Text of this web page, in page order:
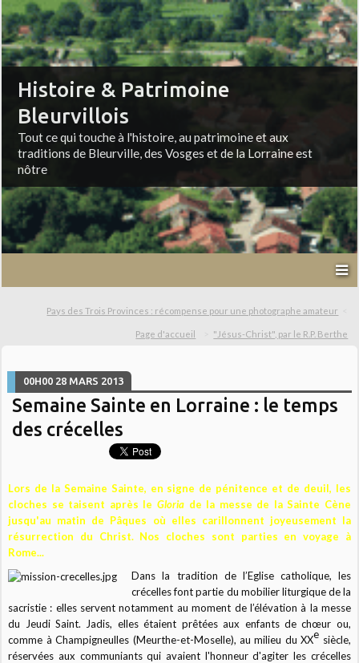
Histoire & Patrimoine
Bleurvillois
Tout ce qui touche à l'histoire, au patrimoine et aux
traditions de Bleurville, des Vosges et de la Lorraine est
nôtre
Pays des Trois Provinces : récompense pour une photographe amateur
Page d'accueil "Jésus-Christ", par le R.P. Berthe
00H00 28 MARS 2013
Semaine Sainte en Lorraine : le temps
des crécelles
Lors de la Semaine Sainte, en signe de pénitence et de deuil, les
cloches se taisent après le Gloriade la messe de la Sainte Cène
jusqu'au matin de Pâques où elles carillonnent joyeusement la
résurrection du Christ. Nos cloches sont parties en voyage à
Rome...
Dans la tradition de l’Eglise catholique, les
crécelles font partie du mobilier liturgique de la
sacristie : elles servent notamment au moment de l’élévation à la messe
du Jeudi Saint. Jadis, elles étaient prêtées aux enfants de chœur ou,
comme à Champigneulles (Meurthe-et-Moselle), au milieu du XXe siècle,
réservées aux communiants qui avaient l'honneur d'agiter les crécelles